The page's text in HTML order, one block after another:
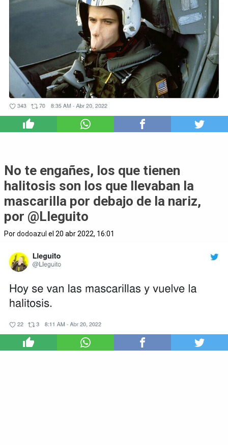
No te engañes, los que tienen
halitosis son los que llevaban la
mascarilla por debajo de la nariz,
por @Lleguito
Pordodoazul el 20 abr 2022, 16:01